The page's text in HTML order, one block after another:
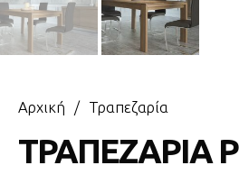
Αρχική / Τραπεζαρία
ΤΡΑΠΕΖΑΡΙΑ